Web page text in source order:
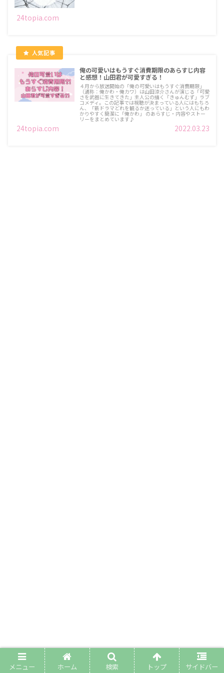
24topia.com
俺の可愛いはもうすぐ消費期限のあらすじ内容
と感想！山田君が可愛すぎる！
４月から放送開始の「俺の可愛いはもうすぐ消費期限」
（通称：俺かわ・俺カワ）は山田涼介さんが演じる「可愛
さを武器に生きてきた」主人公の描く「きゅんむず」ラブ
コメディ。この記事では視聴が決まっている人にはもちろ
ん、「新ドラマどれを観るか迷っている」という人にもわ
かりやすく簡潔に「俺かわ」 のあらすじ・内容やストー
リーをまとめています♪
24topia.com 2022.03.23
メニュー ホーム 検索 トップ サイドバー